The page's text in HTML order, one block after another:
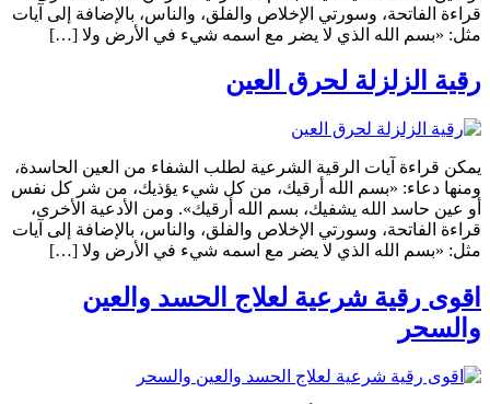
قراءة الفاتحة، وسورتي الإخلاص والفلق، والناس، بالإضافة إلى آيات
مثل: «بسم الله الذي لا يضر مع اسمه شيء في الأرض ولا […]
رقية الزلزلة لحرق العين
يمكن قراءة آيات الرقية الشرعية لطلب الشفاء من العين الحاسدة،
ومنها دعاء: «بسم الله أرقيك، من كل شيء يؤذيك، من شر كل نفس
أو عين حاسد الله يشفيك، بسم الله أرقيك». ومن الأدعية الأخرى،
قراءة الفاتحة، وسورتي الإخلاص والفلق، والناس، بالإضافة إلى آيات
مثل: «بسم الله الذي لا يضر مع اسمه شيء في الأرض ولا […]
اقوى رقية شرعية لعلاج الحسد والعين
والسحر